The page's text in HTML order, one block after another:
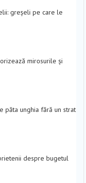
greșeli pe care le
mirosurile și
păta unghia fără un strat
despre bugetul